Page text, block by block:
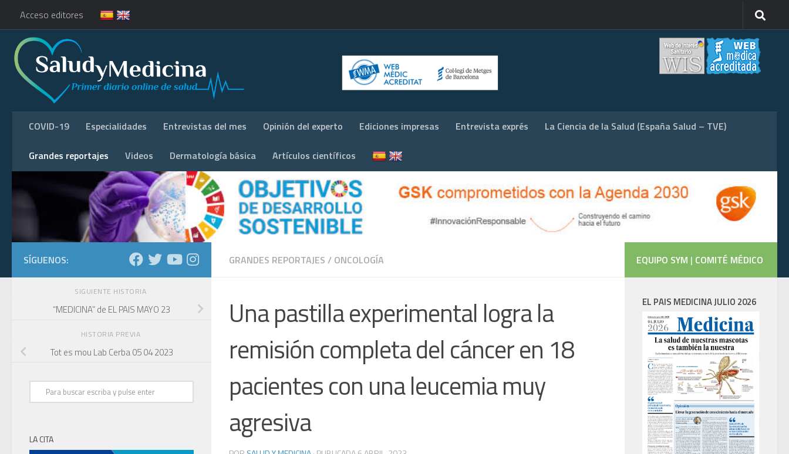
Acceso editores
COVID-19 Especialidades Entrevistas del mes Opinión del experto Ediciones impresas Entrevista exprés La Ciencia de la Salud (España Salud – TVE)
Grandes reportajes Videos Dermatología básica Artículos científicos
GRANDES REPORTAJES / ONCOLOGÍA
Una pastilla experimental logra la
remisión completa del cáncer en 18
pacientes con una leucemia muy
agresiva
SÍGUENOS:
SIGUIENTE HISTORIA
“MEDICINA” de EL PAIS MAYO 23
HISTORIA PREVIA
Tot es mou Lab Cerba 05 04 2023
LA CITA
EQUIPO SYM | COMITÉ MÉDICO
EL PAIS MEDICINA JULIO 2026